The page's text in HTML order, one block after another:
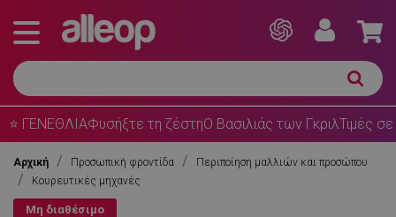
⭐ ΓΕΝΕΘΛΙΑΦυσήξτε τη ζέστηΟ Βασιλιάς των ΓκριλΤιμές σε
Αρχική Προσωπική φροντίδα
Περιποίηση μαλλιών και προσώπου
Κουρευτικές μηχανές
Μη διαθέσιμο